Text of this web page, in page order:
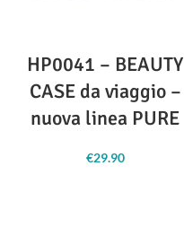
HP0041 – BEAUTY
CASE da viaggio –
nuova linea PURE
€29.90